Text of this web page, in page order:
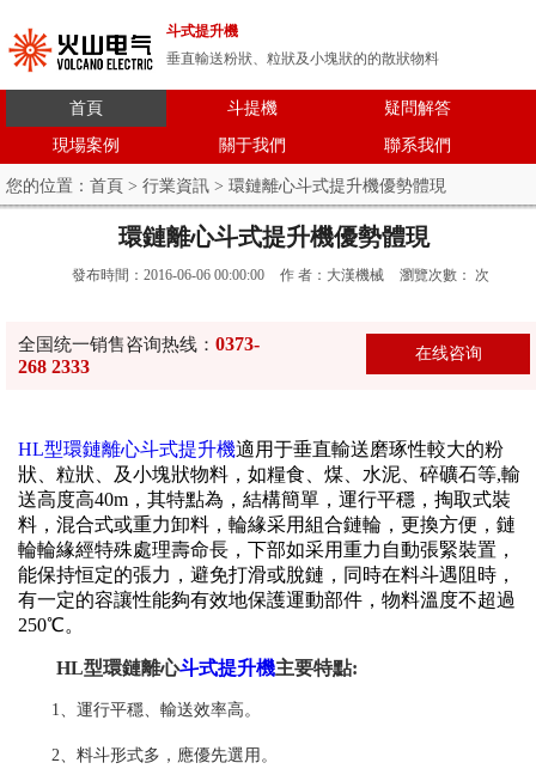
斗式提升機
垂直輸送粉狀、粒狀及小塊狀的的散狀物料
首頁 斗提機 疑問解答
現場案例 關于我們 聯系我們
您的位置： 首頁 > 行業資訊 > 環鏈離心斗式提升機優勢體現
環鏈離心斗式提升機優勢體現
發布時間：2016-06-06 00:00:00 作 者：大漢機械 瀏覽次數： 次
全国统一销售咨询热线： 0373-
268 2333
在线咨询
HL型環鏈離心斗式提升機適用于垂直輸送磨琢性較大的粉
狀、粒狀、及小塊狀物料，如糧食、煤、水泥、碎礦石等,輸
送高度高40m，其特點為，結構簡單，運行平穩，掏取式裝
料，混合式或重力卸料，輪緣采用組合鏈輪，更換方便，鏈
輪輪緣經特殊處理壽命長，下部如采用重力自動張緊裝置，
能保持恒定的張力，避免打滑或脫鏈，同時在料斗遇阻時，
有一定的容讓性能夠有效地保護運動部件，物料溫度不超過
250℃。
HL型環鏈離心斗式提升機主要特點:
1、運行平穩、輸送效率高。
2、料斗形式多，應優先選用。